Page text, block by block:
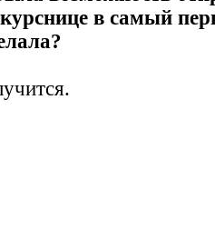
в самый